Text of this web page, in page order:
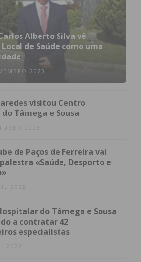
Alberto Silva vê
de Saúde como uma
2023
visitou Centro
Tâmega e Sousa
2023
de Paços de Ferreira vai
«Saúde, Desporto e
2022
do Tâmega e Sousa
a contratar 42
especialistas
2022